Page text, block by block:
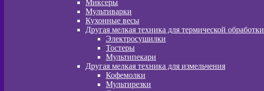
Миксеры
Мультиварки
Кухонные весы
Другая мелкая техника для термической обработки
Электросушилки
Тостеры
Мультипекари
Другая мелкая техника для измельчения
Кофемолки
Мультирезки